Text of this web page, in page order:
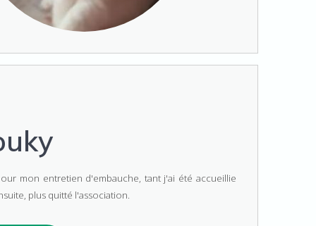
mon entretien d'embauche, tant j'ai été accueillie
plus quitté l'association.